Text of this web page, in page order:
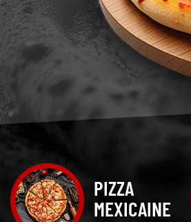
Mobile
Programme De Fidélité
Mon Compte
Zones de Livraison
PIZZA
MEXICAINE